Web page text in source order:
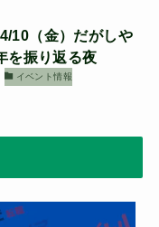
10（金）だがしや
を振り返る夜
イベント情報